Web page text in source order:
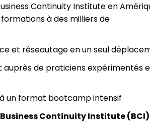
Continuity Institute en
à des milliers de
et réseautage en un seul
de praticiens expérimentés
un format bootcamp intensif
Continuity Institute (BCI)